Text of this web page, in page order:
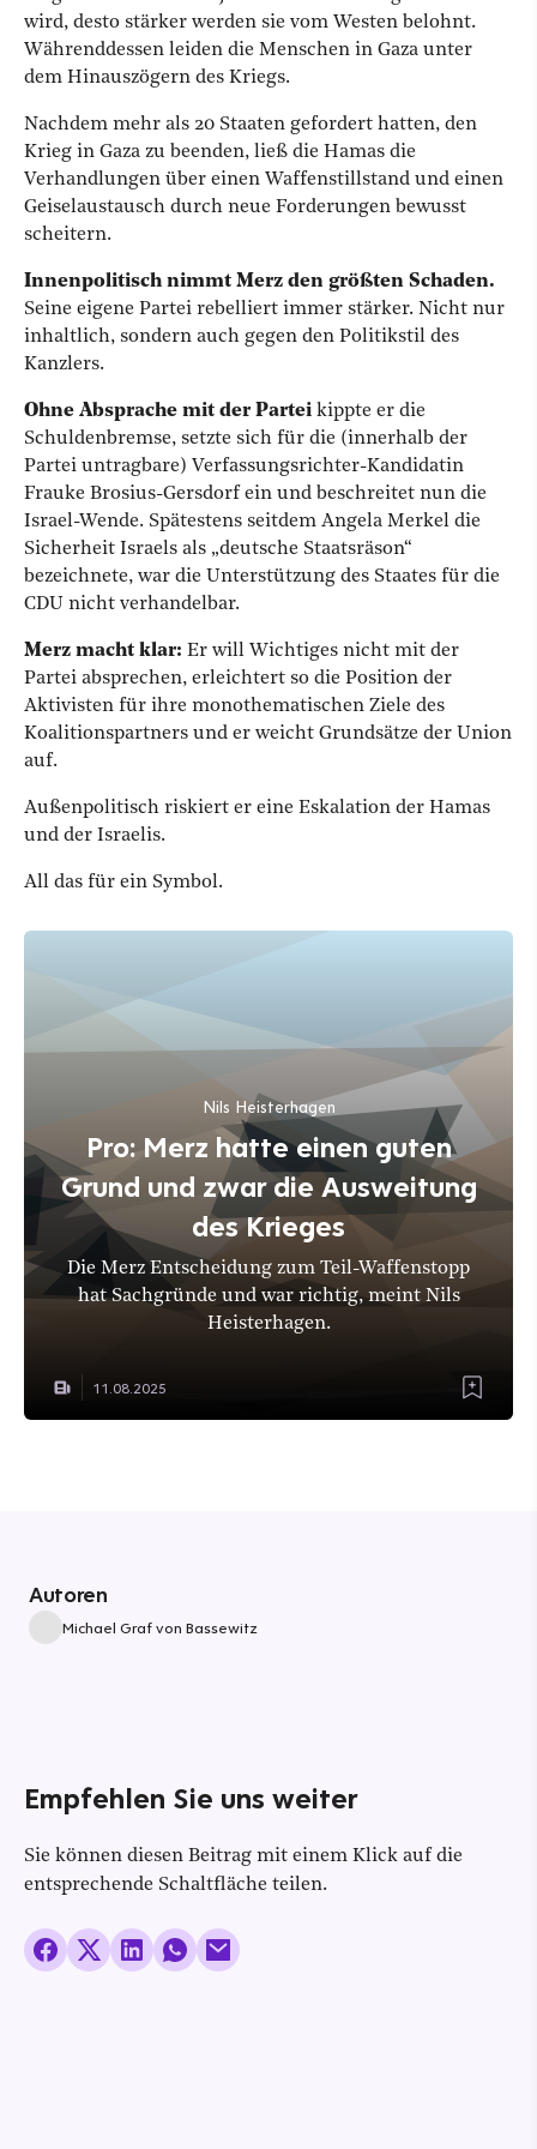
wird, desto stärker werden sie vom Westen belohnt.
Währenddessen leiden die Menschen in Gaza unter
dem Hinauszögern des Kriegs.
Nachdem mehr als 20 Staaten gefordert hatten, den
Krieg in Gaza zu beenden, ließ die Hamas die
Verhandlungen über einen Waffenstillstand und einen
Geiselaustausch durch neue Forderungen bewusst
scheitern.
Innenpolitisch nimmt Merz den größten Schaden.
Seine eigene Partei rebelliert immer stärker. Nicht nur
inhaltlich, sondern auch gegen den Politikstil des
Kanzlers.
Ohne Absprache mit der Partei kippte er die
Schuldenbremse, setzte sich für die (innerhalb der
Partei untragbare) Verfassungsrichter-Kandidatin
Frauke Brosius-Gersdorf ein und beschreitet nun die
Israel-Wende. Spätestens seitdem Angela Merkel die
Sicherheit Israels als „deutsche Staatsräson“
bezeichnete, war die Unterstützung des Staates für die
CDU nicht verhandelbar.
Merz macht klar: Er will Wichtiges nicht mit der
Partei absprechen, erleichtert so die Position der
Aktivisten für ihre monothematischen Ziele des
Koalitionspartners und er weicht Grundsätze der Union
auf.
Außenpolitisch riskiert er eine Eskalation der Hamas
und der Israelis.
All das für ein Symbol.
Nils Heisterhagen
Pro: Merz hatte einen guten
Grund und zwar die Ausweitung
des Krieges
Die Merz Entscheidung zum Teil-Waffenstopp
hat Sachgründe und war richtig, meint Nils
Heisterhagen.
11.08.2025
Autoren
Michael Graf von Bassewitz
Empfehlen Sie uns weiter
Sie können diesen Beitrag mit einem Klick auf die
entsprechende Schaltfläche teilen.